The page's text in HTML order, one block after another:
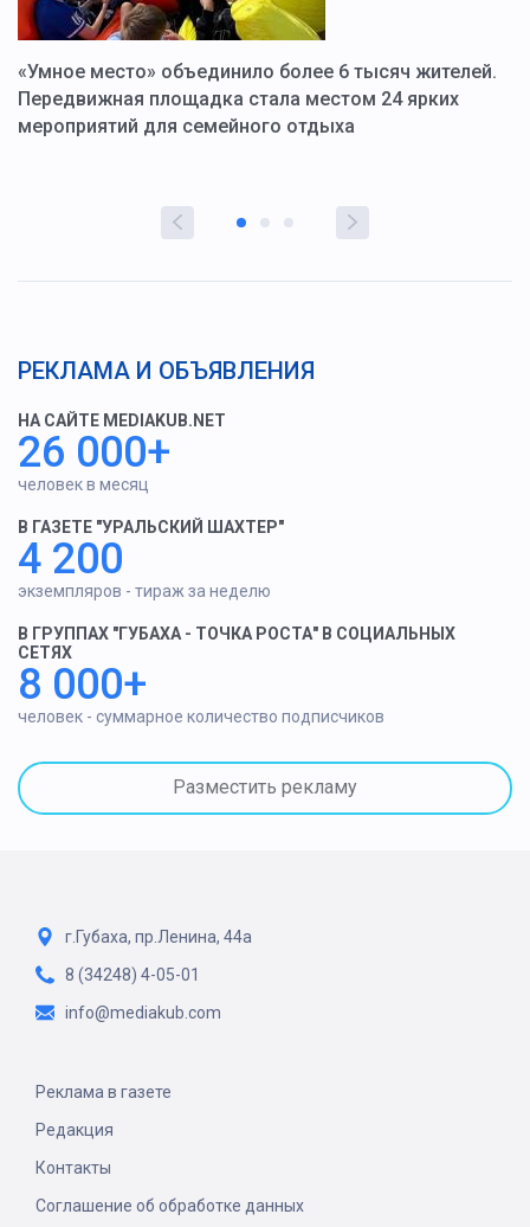
«Умное место» объединило более 6 тысяч жителей.
Передвижная площадка стала местом 24 ярких
мероприятий для семейного отдыха
РЕКЛАМА И ОБЪЯВЛЕНИЯ
НА САЙТЕ MEDIAKUB.NET
26 000+
человек в месяц
В ГАЗЕТЕ "УРАЛЬСКИЙ ШАХТЕР"
4 200
экземпляров - тираж за неделю
В ГРУППАХ "ГУБАХА - ТОЧКА РОСТА" В СОЦИАЛЬНЫХ
СЕТЯХ
8 000+
человек - суммарное количество подписчиков
Разместить рекламу
г.Губаха, пр.Ленина, 44а
8 (34248) 4-05-01
info@mediakub.com
Реклама в газете
Редакция
Контакты
Соглашение об обработке данных